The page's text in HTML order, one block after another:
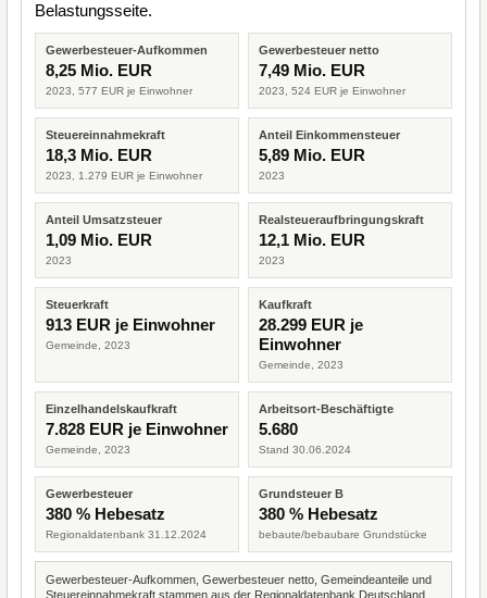
Belastungsseite.
Gewerbesteuer-Aufkommen
8,25 Mio. EUR
2023, 577 EUR je Einwohner
Gewerbesteuer netto
7,49 Mio. EUR
2023, 524 EUR je Einwohner
Steuereinnahmekraft
18,3 Mio. EUR
2023, 1.279 EUR je Einwohner
Anteil Einkommensteuer
5,89 Mio. EUR
2023
Anteil Umsatzsteuer
1,09 Mio. EUR
2023
Realsteueraufbringungskraft
12,1 Mio. EUR
2023
Steuerkraft
913 EUR je Einwohner
Gemeinde, 2023
Kaufkraft
28.299 EUR je
Einwohner
Gemeinde, 2023
Einzelhandelskaufkraft
7.828 EUR je Einwohner
Gemeinde, 2023
Arbeitsort-Beschäftigte
5.680
Stand 30.06.2024
Gewerbesteuer
380 % Hebesatz
Regionaldatenbank 31.12.2024
Grundsteuer B
380 % Hebesatz
bebaute/bebaubare Grundstücke
Gewerbesteuer-Aufkommen, Gewerbesteuer netto, Gemeindeanteile und
Steuereinnahmekraft stammen aus der Regionaldatenbank Deutschland